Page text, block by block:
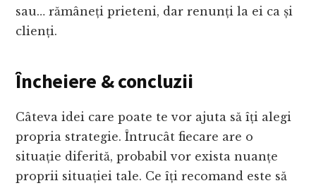
sau… rămâneți prieteni, dar renunți la ei ca și
clienți.
Încheiere & concluzii
Câteva idei care poate te vor ajuta să îți alegi
propria strategie. Întrucât fiecare are o
situație diferită, probabil vor exista nuanțe
proprii situației tale. Ce îți recomand este să